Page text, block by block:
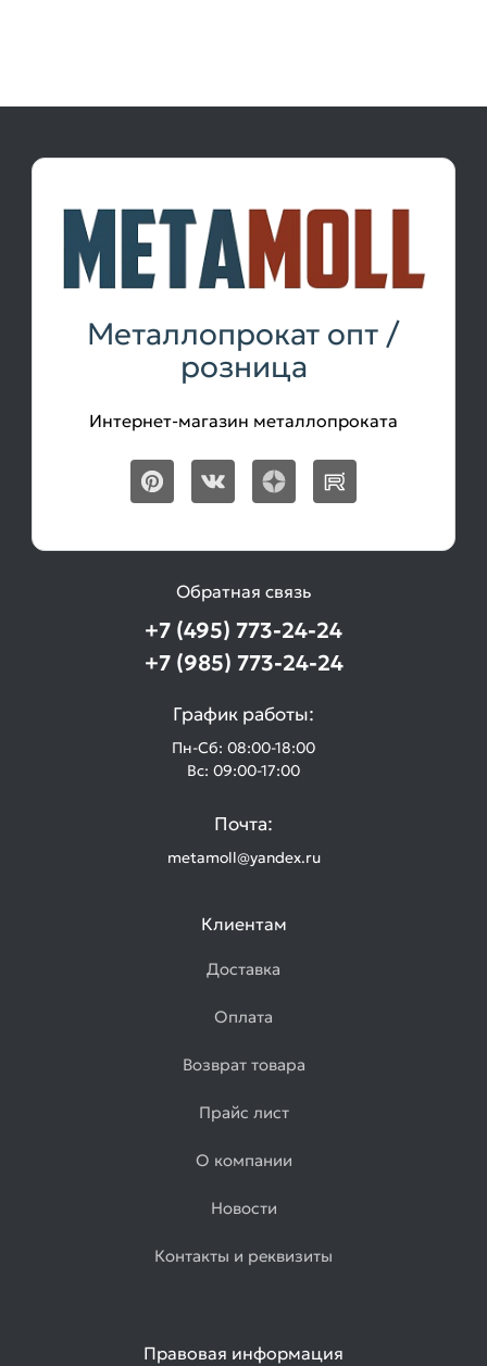
Металлопрокат опт /
розница
Интернет-магазин металлопроката
Обратная связь
+7 (495) 773-24-24
+7 (985) 773-24-24
График работы:
Пн-Сб: 08:00-18:00
Вс: 09:00-17:00
Почта:
metamoll@yandex.ru
Клиентам
Доставка
Оплата
Возврат товара
Прайс лист
О компании
Новости
Контакты и реквизиты
Правовая информация